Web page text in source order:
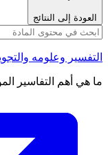
العودة إلى النتائج
التفسير وعلومه
ما هي أهم التفاسير